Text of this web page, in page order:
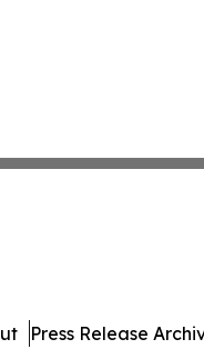
Press Release